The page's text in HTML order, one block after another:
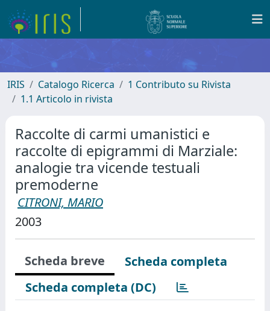
IRIS Catalogo Ricerca
1 Contributo su Rivista
1.1 Articolo in rivista
Raccolte di carmi umanistici e
raccolte di epigrammi di Marziale:
analogie tra vicende testuali
premoderne
CITRONI, MARIO
2003
Scheda breve
Scheda completa
Scheda completa (DC)